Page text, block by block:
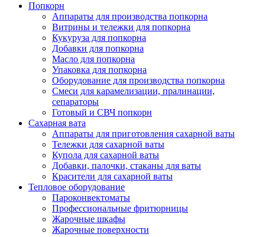
Попкорн
Аппараты для производства попкорна
Витрины и тележки для попкорна
Кукуруза для попкорна
Добавки для попкорна
Масло для попкорна
Упаковка для попкорна
Оборудование для производства попкорна
Смеси для карамелизации, пралинации,
сепараторы
Готовый и СВЧ попкорн
Сахарная вата
Аппараты для приготовления сахарной ваты
Тележки для сахарной ваты
Купола для сахарной ваты
Добавки, палочки, стаканы для ваты
Красители для сахарной ваты
Тепловое оборудование
Пароконвектоматы
Профессиональные фритюрницы
Жарочные шкафы
Жарочные поверхности